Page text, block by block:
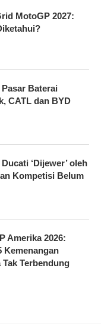
MotoGP 2027:
Baterai
CATL dan BYD
‘Dijewer’ oleh
Kompetisi Belum
Amerika 2026:
Kemenangan
Terbendung